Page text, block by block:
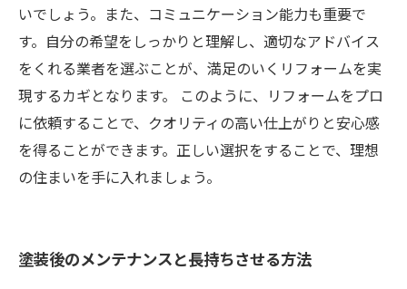
いでしょう。また、コミュニケーション能力も重要で
す。自分の希望をしっかりと理解し、適切なアドバイス
をくれる業者を選ぶことが、満足のいくリフォームを実
現するカギとなります。 このように、リフォームをプロ
に依頼することで、クオリティの高い仕上がりと安心感
を得ることができます。正しい選択をすることで、理想
の住まいを手に入れましょう。
塗装後のメンテナンスと長持ちさせる方法